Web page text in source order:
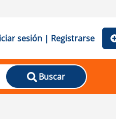
sesión | Registrarse
Buscar